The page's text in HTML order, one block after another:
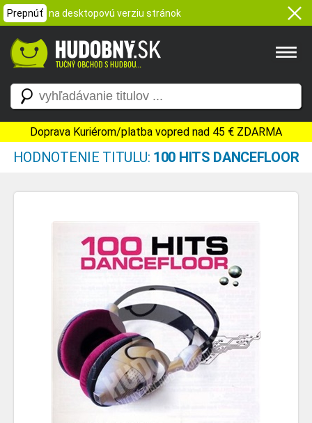
Prepnúť na desktopovú verziu stránok
Doprava Kuriérom/platba vopred nad 45 € ZDARMA
HODNOTENIE TITULU: 100 HITS DANCEFLOOR